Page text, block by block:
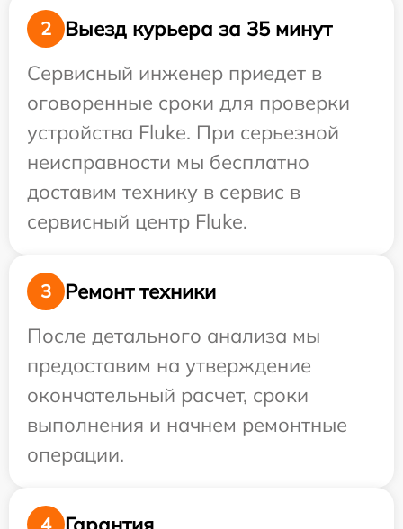
2
Выезд курьера за 35 минут
Сервисный инженер приедет в
оговоренные сроки для проверки
устройства Fluke. При серьезной
неисправности мы бесплатно
доставим технику в сервис в
сервисный центр Fluke.
3
Ремонт техники
После детального анализа мы
предоставим на утверждение
окончательный расчет, сроки
выполнения и начнем ремонтные
операции.
4